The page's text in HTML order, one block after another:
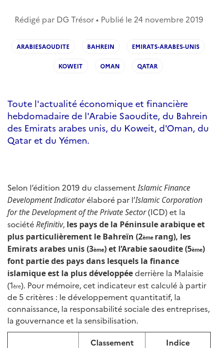
Rédigé par DG Trésor • Publié le 24 novembre 2019
ARABIESAOUDITE BAHREIN EMIRATS-ARABES-UNIS
KOWEIT OMAN QATAR
Toute l'actualité économique et financière
hebdomadaire de l'Arabie Saoudite, du Bahrein
des Emirats arabes unis, du Koweit, d'Oman, du
Qatar et du Yémen.
Selon l’édition 2019 du classement Islamic Finance
Development Indicatorélaboré par l’Islamic Corporation
for the Development of the Private Sector(ICD) et la
sociétéRefinitiv, les pays de la Péninsule arabique et
plus particulièrement le Bahreïn (2ème rang), les
Emirats arabes unis (3ème) et l’Arabie saoudite (5ème)
font partie des pays dans lesquels la finance
islamique est la plus développéederrière la Malaisie
(1ère). Pour mémoire, cet indicateur est calculé à partir
de 5 critères : le développement quantitatif, la
connaissance, la responsabilité sociale des entreprises,
la gouvernance et la sensibilisation.
Classement
Indice